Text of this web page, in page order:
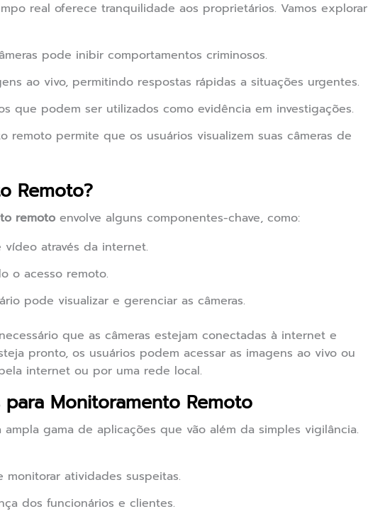
real oferece tranquilidade aos proprietários. Vamos explorar
pode inibir comportamentos criminosos.
ao vivo, permitindo respostas rápidas a situações urgentes.
que podem ser utilizados como evidência em investigações.
remoto permite que os usuários visualizem suas câmeras de
Remoto?
remoto envolve alguns componentes-chave, como:
através da internet.
o acesso remoto.
pode visualizar e gerenciar as câmeras.
que as câmeras estejam conectadas à internet e
pronto, os usuários podem acessar as imagens ao vivo ou
internet ou por uma rede local.
Monitoramento Remoto
ampla gama de aplicações que vão além da simples vigilância.
monitorar atividades suspeitas.
dos funcionários e clientes.